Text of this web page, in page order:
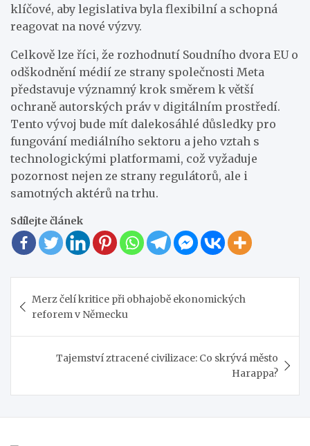
klíčové, aby legislativa byla flexibilní a schopná
reagovat na nové výzvy.
Celkově lze říci, že rozhodnutí Soudního dvora EU o
odškodnění médií ze strany společnosti Meta
představuje významný krok směrem k větší
ochraně autorských práv v digitálním prostředí.
Tento vývoj bude mít dalekosáhlé důsledky pro
fungování mediálního sektoru a jeho vztah s
technologickými platformami, což vyžaduje
pozornost nejen ze strany regulátorů, ale i
samotných aktérů na trhu.
Sdílejte článek
pro
příspěvek
Merz čelí kritice při obhajobě ekonomických
reforem v Německu
Tajemství ztracené civilizace: Co skrývá město
Harappa?